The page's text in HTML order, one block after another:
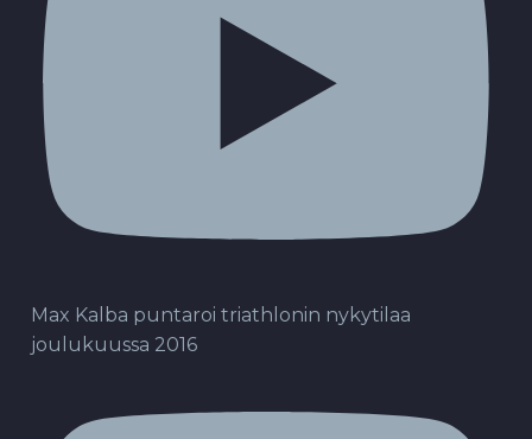
Max Kalba puntaroi triathlonin nykytilaa
joulukuussa 2016